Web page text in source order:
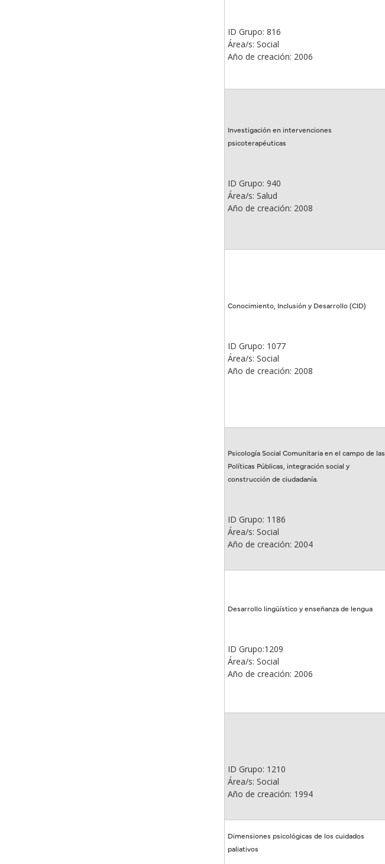
ID Grupo: 816
Área/s: Social
Año de creación: 2006
Investigación en intervenciones
psicoterapéuticas
ID Grupo: 940
Área/s: Salud
Año de creación: 2008
Conocimiento, Inclusión y Desarrollo (CID)
ID Grupo: 1077
Área/s: Social
Año de creación: 2008
Psicología Social Comunitaria en el campo de las
Políticas Públicas, integración social y
construcción de ciudadanía.
ID Grupo: 1186
Área/s: Social
Año de creación: 2004
Desarrollo lingüístico y enseñanza de lengua
ID Grupo:1209
Área/s: Social
Año de creación: 2006
ID Grupo: 1210
Área/s: Social
Año de creación: 1994
Dimensiones psicológicas de los cuidados
paliativos